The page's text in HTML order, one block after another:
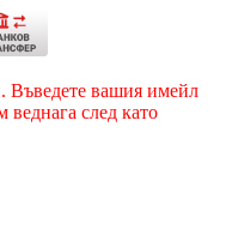
Въведете вашия имейл
след като